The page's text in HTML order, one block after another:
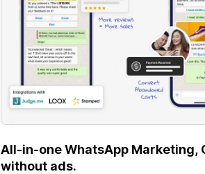
All-in-one WhatsApp Marketing,
without ads.